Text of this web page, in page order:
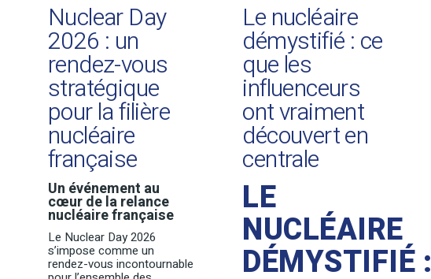
Nuclear Day
2026 : un
rendez-vous
stratégique
pour la filière
nucléaire
française
Un événement au
cœur de la relance
nucléaire française
Le Nuclear Day 2026
s’impose comme un
rendez-vous incontournable
Le nucléaire
démystifié : ce
que les
influenceurs
ont vraiment
découvert en
centrale
LE
NUCLÉAIRE
DÉMYSTIFIÉ :